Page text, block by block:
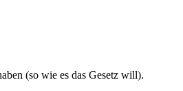
(so wie es das Gesetz will).